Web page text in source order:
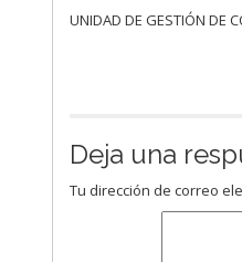
UNIDAD DE GESTIÓN DE
Deja una
Tu dirección de correo